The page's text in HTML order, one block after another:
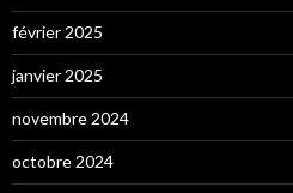
février 2025
janvier 2025
novembre 2024
octobre 2024